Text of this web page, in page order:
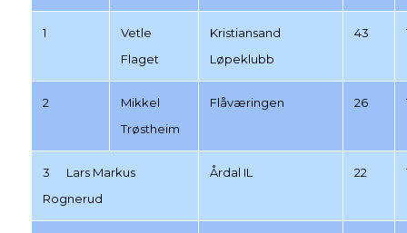
1
Vetle
Flaget
Kristiansand
Løpeklubb
43
2
Mikkel
Trøstheim
Flåværingen 26
3 Lars Markus
Rognerud
Årdal IL 22